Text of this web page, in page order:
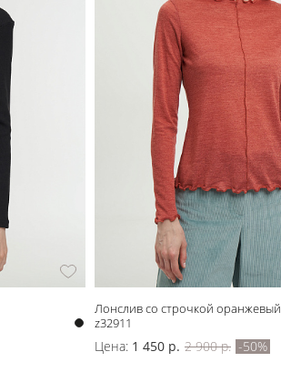
Лонслив со строчкой оранжевый
z32911
Цена: 1 450 р. 2 900 р. -50%